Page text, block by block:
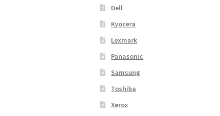
Dell
Kyocera
Lexmark
Panasonic
Samsung
Toshiba
Xerox